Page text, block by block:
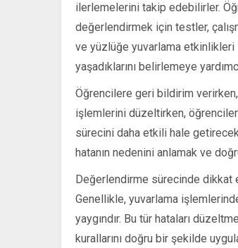
ilerlemelerini takip edebilirler.
değerlendirmek için testler,
ve yüzlüğe yuvarlama etkinlikleri
yaşadıklarını belirlemeye
Öğrencilere geri bildirim
işlemlerini düzeltirken,
sürecini daha etkili hale
hatanın nedenini anlamak ve
Değerlendirme sürecinde dikkat
Genellikle, yuvarlama
yaygındır. Bu tür hataları
kurallarını doğru bir şekilde